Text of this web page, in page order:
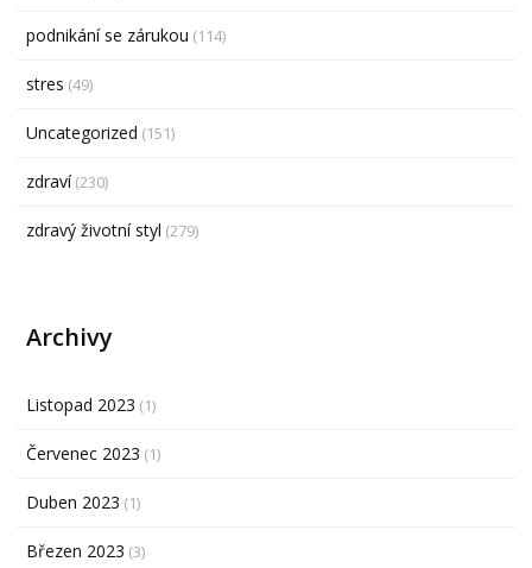
podnikání se zárukou (114)
stres (49)
Uncategorized (151)
zdraví(230)
zdravý životní styl (279)
Archivy
Listopad 2023 (1)
Červenec 2023 (1)
Duben 2023 (1)
Březen 2023 (3)